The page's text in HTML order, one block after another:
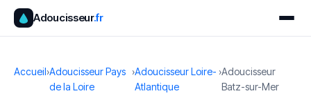
Adoucisseur.fr
Accueil›Adoucisseur Pays
de la Loire
›Adoucisseur Loire-
Atlantique
›Adoucisseur
Batz-sur-Mer